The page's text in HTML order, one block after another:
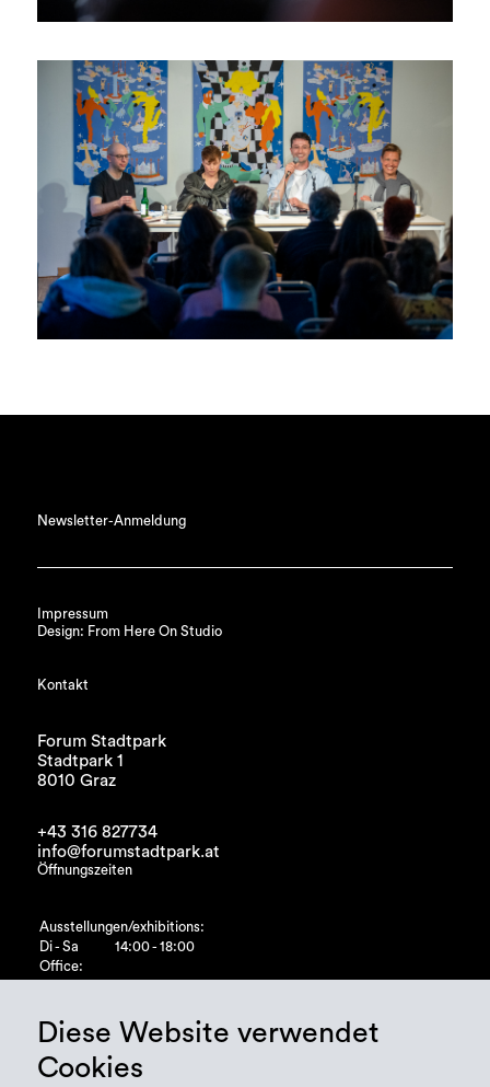
Newsletter-Anmeldung
Impressum
Design: From Here On Studio
Kontakt
Forum Stadtpark
Stadtpark 1
8010 Graz
+43 316 827734
info@forumstadtpark.at
Öffnungszeiten
Ausstellungen/exhibitions:
Di - Sa
14:00 - 18:00
Office:
Diese Website verwendet
Cookies